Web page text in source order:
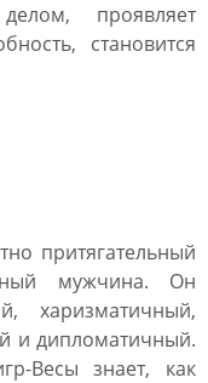
проявляет
становится
притягательный
мужчина. Он
харизматичный,
и дипломатичный.
Весы знает, как